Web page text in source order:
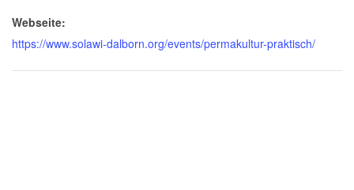
Webseite:
https://www.solawi-dalborn.org/events/permakultur-praktisch/